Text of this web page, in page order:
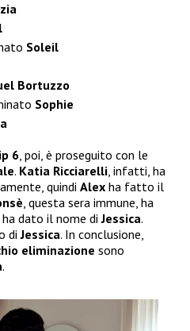
Soleil
Bortuzzo
Sophie
6, poi, è proseguito con le
. Katia Ricciarelli, infatti, ha
quindi Alex ha fatto il
, questa sera immune, ha
ha dato il nome diJessica.
diJessica. In conclusione,
eliminazione sono
.